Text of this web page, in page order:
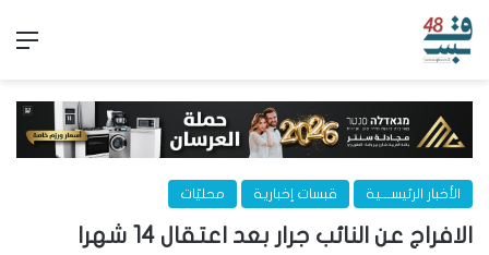
الأخبار الرئيســـية قبسات إخبارية محليّات
الافراج عن النائب جرار بعد اعتقال 14 شهرا